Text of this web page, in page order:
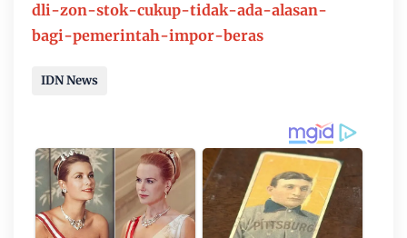
dli-zon-stok-cukup-tidak-ada-alasan-
bagi-pemerintah-impor-beras
IDN News